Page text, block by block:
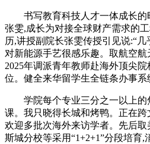
书写教育科技人才一体成长的
张雯,成长为对接全球财产需求的
历,讲授副院长张雯传授引见说:“
对新能源手艺很感乐趣。取航空
2025年调派青年教师赴海外顶尖
位。健全来华留学生全链条办事系
学院每个专业三分之一以上的
课。我只晓得长城和烤鸭。正在
欢迎多批次海外来访学者。先后
斯城分校等采用“1+2+1”分段培育